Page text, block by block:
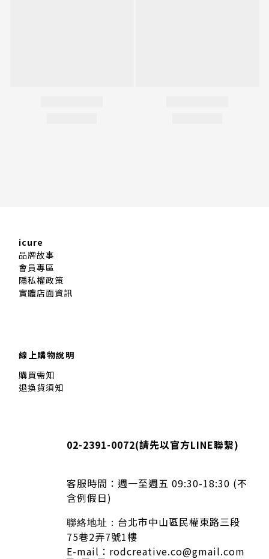
icure
品牌故事
會員專區
隱私權政策
實體店面資訊
線上購物說明
購買需知
退換貨須知
02-2391-0072(請先以官方LINE聯繫)
客服時間： 週一至週五 09:30-18:30 (不
含例假日)
聯絡地址： 台北市中山區民權東路三段
75巷2弄7號1樓
E-mail：rodcreative.co@gmail.com